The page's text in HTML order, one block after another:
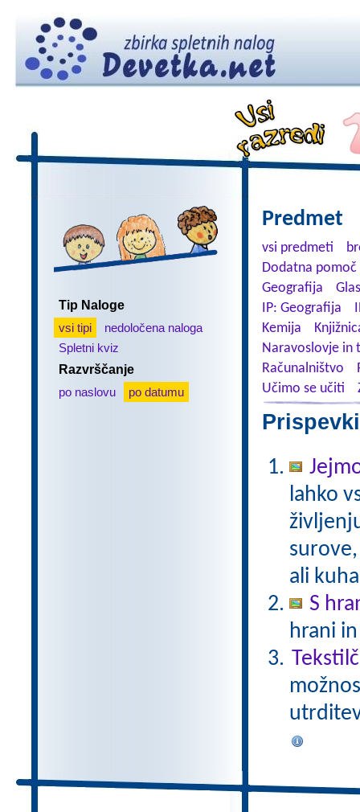
Tip Naloge
vsi tipi
nedoločena naloga
Spletni kviz
Razvrščanje
po naslovu
po datumu
Predmet
vsi predmeti
Dodatna
Geografija
IP: Geografija
Kemija
Naravoslovje in
Računalništvo
Učimo se učiti
lahko
ali
S
hrani